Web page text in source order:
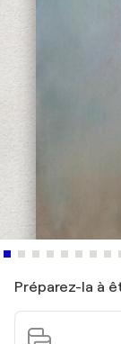
Préparez-la à